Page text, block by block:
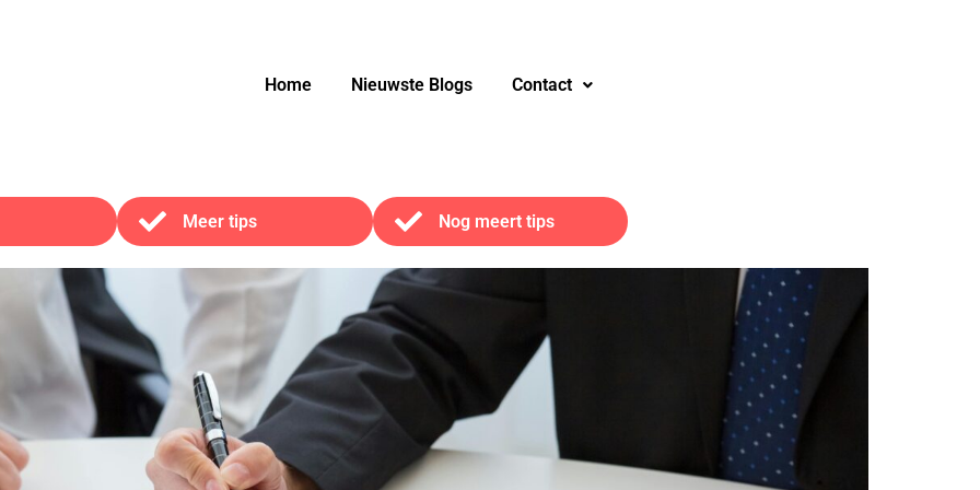
Home Nieuwste Blogs Contact
Meer tips Nog meert tips